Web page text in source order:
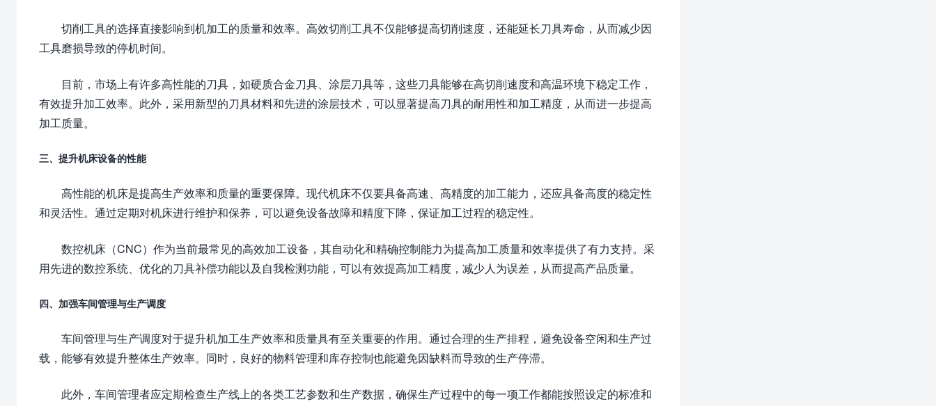
切削工具的选择直接影响到机加工的质量和效率。高效切削工具不仅能够提高切削速度，还能延长刀具寿命，从而减少因
工具磨损导致的停机时间。
目前，市场上有许多高性能的刀具，如硬质合金刀具、涂层刀具等，这些刀具能够在高切削速度和高温环境下稳定工作，
有效提升加工效率。此外，采用新型的刀具材料和先进的涂层技术，可以显著提高刀具的耐用性和加工精度，从而进一步提高
加工质量。
三、提升机床设备的性能
高性能的机床是提高生产效率和质量的重要保障。现代机床不仅要具备高速、高精度的加工能力，还应具备高度的稳定性
和灵活性。通过定期对机床进行维护和保养，可以避免设备故障和精度下降，保证加工过程的稳定性。
数控机床（CNC）作为当前最常见的高效加工设备，其自动化和精确控制能力为提高加工质量和效率提供了有力支持。采
用先进的数控系统、优化的刀具补偿功能以及自我检测功能，可以有效提高加工精度，减少人为误差，从而提高产品质量。
四、加强车间管理与生产调度
车间管理与生产调度对于提升机加工生产效率和质量具有至关重要的作用。通过合理的生产排程，避免设备空闲和生产过
载，能够有效提升整体生产效率。同时，良好的物料管理和库存控制也能避免因缺料而导致的生产停滞。
此外，车间管理者应定期检查生产线上的各类工艺参数和生产数据，确保生产过程中的每一项工作都能按照设定的标准和